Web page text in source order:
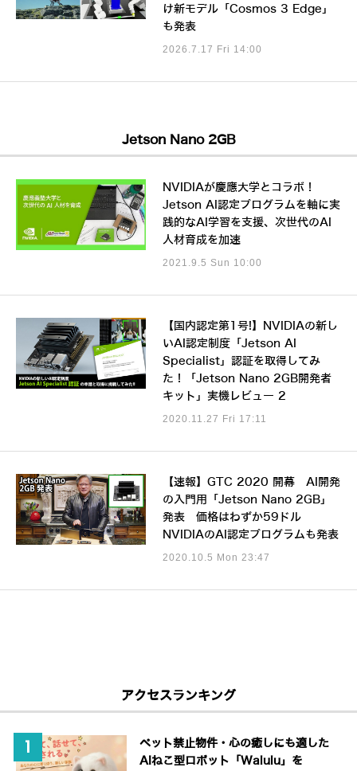
け新モデル「Cosmos 3 Edge」
も発表
2026.7.17 Fri 14:00
Jetson Nano 2GB
NVIDIAが慶應大学とコラボ！
Jetson AI認定プログラムを軸に実
践的なAI学習を支援、次世代のAI
人材育成を加速
2021.9.5 Sun 10:00
【国内認定第1号!】NVIDIAの新し
いAI認定制度「Jetson AI
Specialist」認証を取得してみ
た！「Jetson Nano 2GB開発者
キット」実機レビュー 2
2020.11.27 Fri 17:11
【速報】GTC 2020 開幕 AI開発
の入門用「Jetson Nano 2GB」
発表 価格はわずか59ドル
NVIDIAのAI認定プログラムも発表
2020.10.5 Mon 23:47
アクセスランキング
ペット禁止物件・心の癒しにも適した
AIねこ型ロボット「Walulu」を